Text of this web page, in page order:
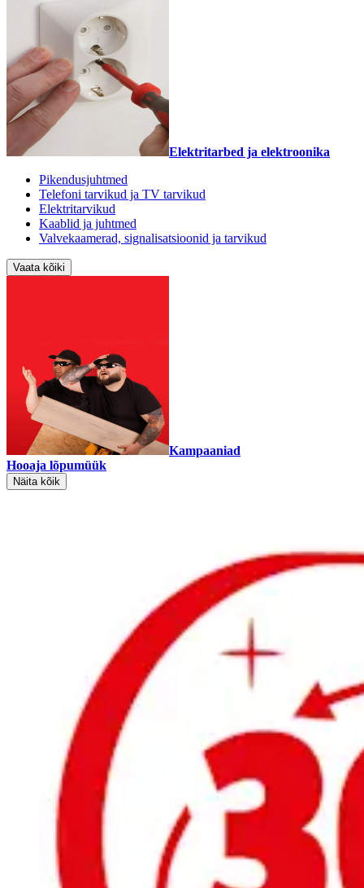
Elektritarbed ja elektroonika
Pikendusjuhtmed
Telefoni tarvikud ja TV tarvikud
Elektritarvikud
Kaablid ja juhtmed
Valvekaamerad, signalisatsioonid ja tarvikud
Vaata kõiki
Kampaaniad
Hooaja lõpumüük
Näita kõik